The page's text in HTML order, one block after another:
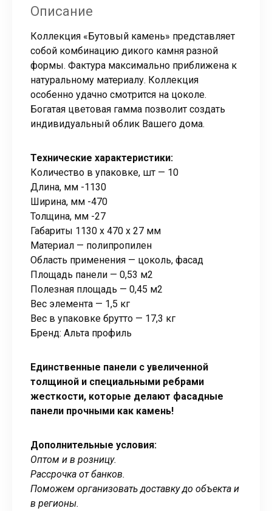
Описание
Коллекция «Бутовый камень» представляет
собой комбинацию дикого камня разной
формы. Фактура максимально приближена к
натуральному материалу. Коллекция
особенно удачно смотрится на цоколе.
Богатая цветовая гамма позволит создать
индивидуальный облик Вашего дома.
Технические характеристики:
Количество в упаковке, шт — 10
Длина, мм -1130
Ширина, мм -470
Толщина, мм -27
Габариты 1130 x 470 x 27 мм
Материал — полипропилен
Область применения — цоколь, фасад
Площадь панели — 0,53 м2
Полезная площадь — 0,45 м2
Вес элемента — 1,5 кг
Вес в упаковке брутто — 17,3 кг
Бренд: Альта профиль
Единственные панели с увеличенной
толщиной и специальными ребрами
жесткости, которые делают фасадные
панели прочными как камень!
Дополнительные условия:
Оптом и в розницу.
Рассрочка от банков.
Поможем организовать доставку до объекта и
в регионы.